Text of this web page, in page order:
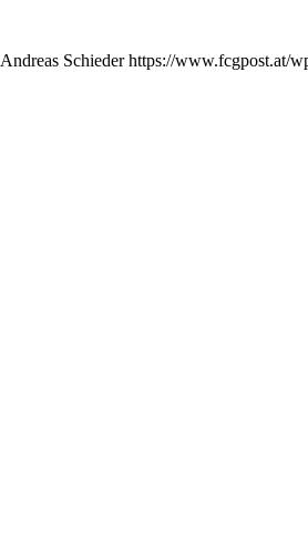
Andreas Schieder https://www.fcgpost.at/